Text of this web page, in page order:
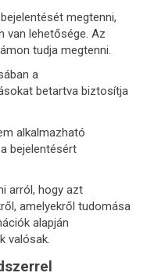
megtenni,
van lehetősége. Az
tudja megtenni.
a
betartva biztosítja
alkalmazható
bejelentésért
arról, hogy azt
amelyekről tudomása
alapján
valósak.